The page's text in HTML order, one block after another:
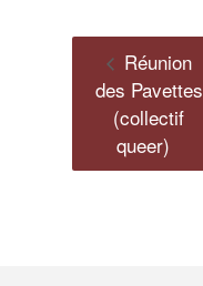
Réunion
des Pavettes
(collectif
queer)